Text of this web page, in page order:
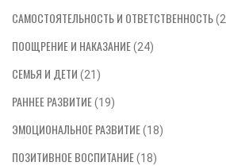
САМОСТОЯТЕЛЬНОСТЬ И ОТВЕТСТВЕННОСТЬ
ПООЩРЕНИЕ И НАКАЗАНИЕ(24)
СЕМЬЯ И ДЕТИ (21)
РАННЕЕ РАЗВИТИЕ(19)
ЭМОЦИОНАЛЬНОЕ РАЗВИТИЕ(18)
ПОЗИТИВНОЕ ВОСПИТАНИЕ(18)